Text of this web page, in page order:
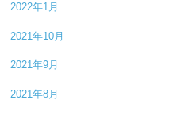
2022年1月
2021年10月
2021年9月
2021年8月